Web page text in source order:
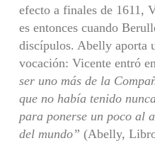
efecto a finales de 1611,
es entonces cuando
discípulos. Abelly aporta
vocación: Vicente entró
ser uno más de la
que no había tenido
para ponerse un poco al
del mundo” (Abelly,